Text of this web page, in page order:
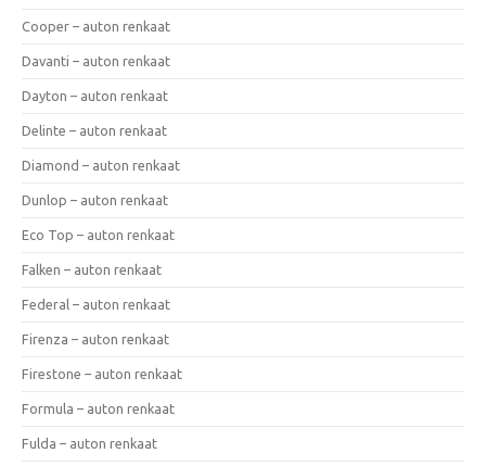
Cooper – auton renkaat
Davanti – auton renkaat
Dayton – auton renkaat
Delinte – auton renkaat
Diamond – auton renkaat
Dunlop – auton renkaat
Eco Top – auton renkaat
Falken – auton renkaat
Federal – auton renkaat
Firenza – auton renkaat
Firestone – auton renkaat
Formula – auton renkaat
Fulda – auton renkaat